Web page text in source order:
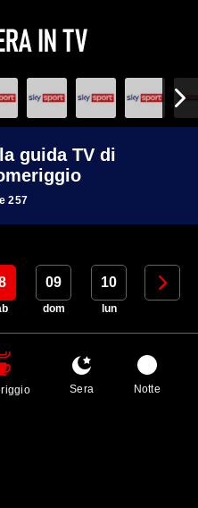
guida TV di
257
09
dom
10
lun
11
Sera Notte